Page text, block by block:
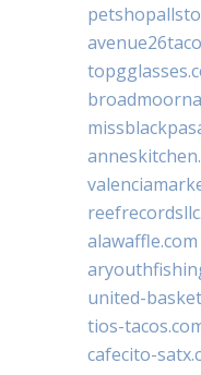
alawaffle.com
united-
tios-
cafecito-